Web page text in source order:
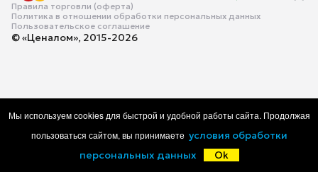
Правила торговли (оферта)
Политика в отношении обработки персональных данных
Пользовательское соглашение
© «Ценалом», 2015-2026
Каталог Корзина Избранное
Мы используем cookies для быстрой и удобной работы сайта. Продолжая
пользоваться сайтом, вы принимаете условия обработки
персональных данных
Ok